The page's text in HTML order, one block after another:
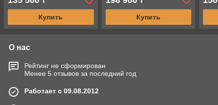
Купить Купить
О нас
Рейтинг не сформирован
Менее 5 отзывов за последний год
Работает с 09.08.2012